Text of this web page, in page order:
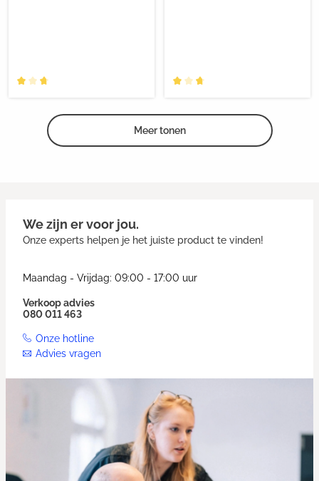
Meer tonen
We zijn er voor jou.
Onze experts helpen je het juiste product te vinden!
Maandag - Vrijdag: 09:00 - 17:00 uur
Verkoop advies
080 011 463
Onze hotline
Advies vragen